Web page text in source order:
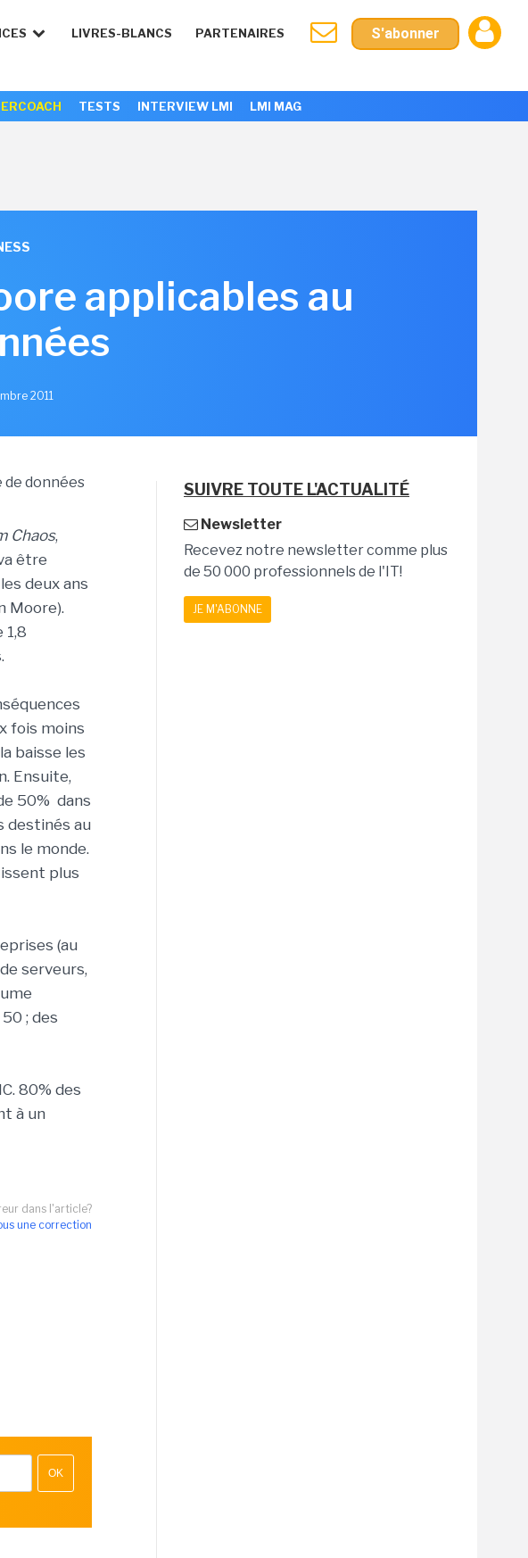
LIVRES-BLANCS PARTENAIRES S'abonner
TESTS INTERVIEW LMI LMI MAG
applicables au
2011
Chaos,
être
deux ans
Moore).
1,8
fois moins
baisse les
Ensuite,
50% dans
destinés au
le monde.
plus
(au
serveurs,
; des
80% des
à un
dans l'article?
une correction
OK
SUIVRE TOUTE L'ACTUALITÉ
Newsletter
Recevez notre newsletter comme plus
de 50 000 professionnels de l'IT!
JE M'ABONNE